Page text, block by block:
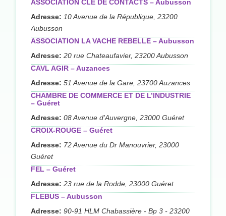
ASSOCIATION CLÉ DE CONTACTS – Aubusson
Adresse: 10 Avenue de la République, 23200
Aubusson
ASSOCIATION LA VACHE REBELLE – Aubusson
Adresse: 20 rue Chateaufavier, 23200 Aubusson
CAVL AGIR – Auzances
Adresse: 51 Avenue de la Gare, 23700 Auzances
CHAMBRE DE COMMERCE ET DE L’INDUSTRIE
– Guéret
Adresse: 08 Avenue d'Auvergne, 23000 Guéret
CROIX-ROUGE – Guéret
Adresse: 72 Avenue du Dr Manouvrier, 23000
Guéret
FEL – Guéret
Adresse: 23 rue de la Rodde, 23000 Guéret
FLEBUS – Aubusson
Adresse: 90-91 HLM Chabassière - Bp 3 - 23200